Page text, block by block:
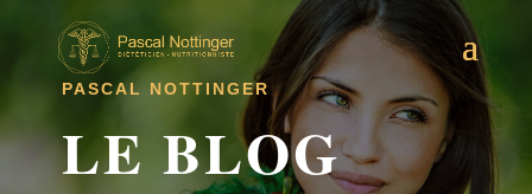
PASCAL NOTTINGER
LE BLOG